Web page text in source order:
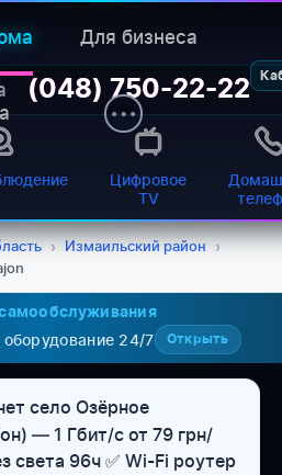
Для бизнеса
(048) 750-22-22
Цифровое
TV
› Измаильский район ›
24/7 Открыть
село Озёрное
— 1 Гбит/с от 79 грн/
света 96ч ✅ Wi-Fi роутер